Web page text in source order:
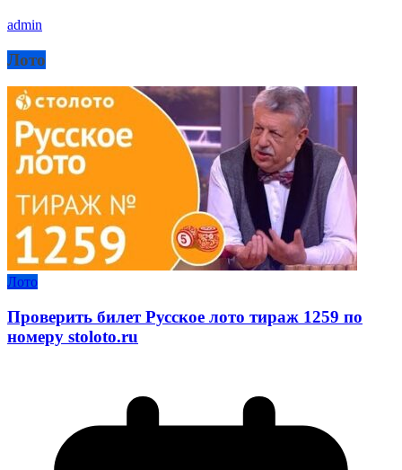
admin
Лото
Лото
Проверить билет Русское лото тираж 1259 по
номеру stoloto.ru